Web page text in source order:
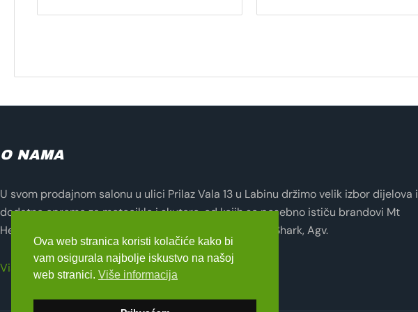
O NAMA
U svom prodajnom salonu u ulici Prilaz Vala 13 u Labinu držimo velik izbor dijelova i
dodatne opreme za motocikle i skutere, od kojih se posebno ističu brandovi Mt
Helmets, Lampa, Evotech, Seventy Degrees, Zandona, Shark, Agv.
Više o nama
Ova web stranica koristi kolačiće kako bi
vam osigurala najbolje iskustvo na našoj
web stranici. Više informacija